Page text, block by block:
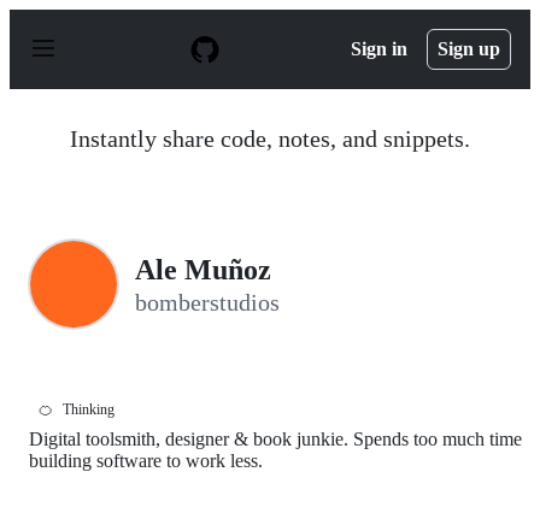
p
Sign in Sign up
Instantly share code, notes, and snippets.
Ale Muñoz
bomberstudios
🍊 Thinking
Digital toolsmith, designer & book junkie. Spends too much time
building software to work less.